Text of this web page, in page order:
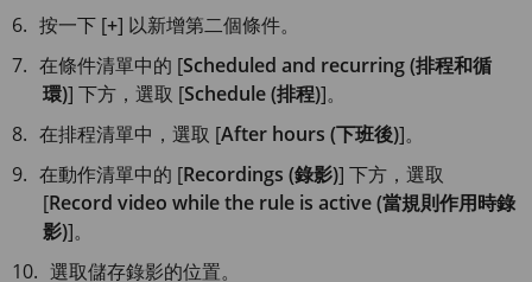
按一下 [+] 以新增第二個條件。
在條件清單中的 [Scheduled and recurring (排程和循
環)] 下方，選取 [Schedule (排程)]。
在排程清單中，選取 [After hours (下班後)]。
在動作清單中的 [Recordings (錄影)] 下方，選取
[Record video while the rule is active (當規則作用時錄
影)]。
選取儲存錄影的位置。